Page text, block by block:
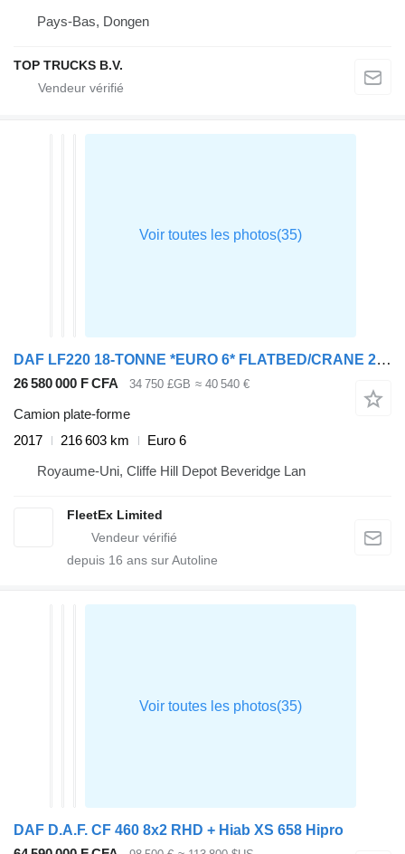
Pays-Bas, Dongen
TOP TRUCKS B.V.
DAF LF220 18-TONNE *EURO 6* FLATBED/CRANE 2017 – MX66 MMV
26 580 000 F CFA 34 750 £GB ≈ 40 540 €
Camion plate-forme
2017
216 603 km
Euro 6
Royaume-Uni, Cliffe Hill Depot Beveridge Lan
FleetEx Limited
depuis 16 ans sur Autoline
DAF D.A.F. CF 460 8x2 RHD + Hiab XS 658 Hipro